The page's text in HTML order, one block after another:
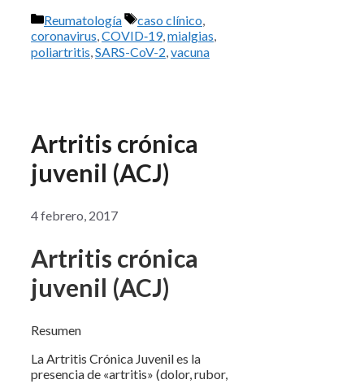
Categorías
Reumatología Etiquetas
caso clínico,
coronavirus,COVID‑19,mialgias,
poliartritis,SARS-CoV-2,vacuna
Artritis crónica
juvenil (ACJ)
4 febrero, 2017
Artritis crónica
juvenil (ACJ)
Resumen
La Artritis Crónica Juvenil es la
presencia de «artritis» (dolor, rubor,